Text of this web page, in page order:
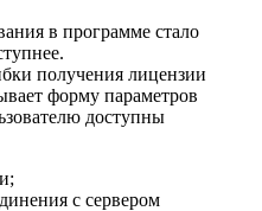
в программе стало
получения лицензии
форму параметров
доступны
с сервером